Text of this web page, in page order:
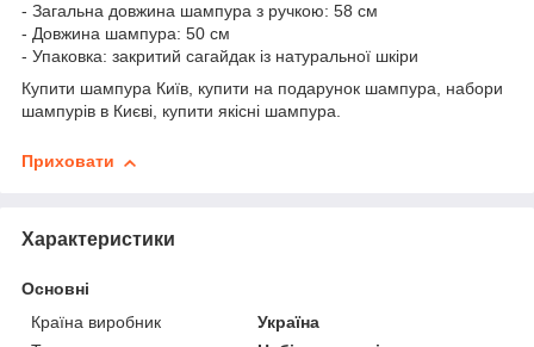
- Загальна довжина шампура з ручкою: 58 см
- Довжина шампура: 50 см
- Упаковка: закритий сагайдак із натуральної шкіри
Купити шампура Київ, купити на подарунок шампура, набори
шампурів в Києві, купити якісні шампура.
Приховати
Характеристики
Основні
Країна виробник
Україна